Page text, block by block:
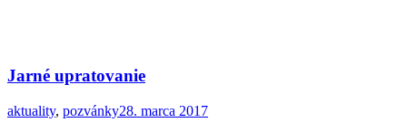
Jarné upratovanie
aktuality, pozvánky28. marca 2017